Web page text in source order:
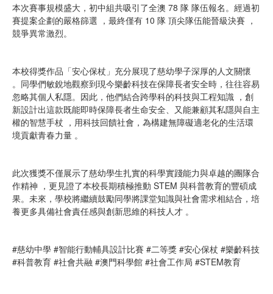
本次賽事規模盛大，初中組共吸引了全澳 78 隊 隊伍報名。經過初
賽提案企劃的嚴格篩選 ，最終僅有 10 隊 頂尖隊伍能晉級決賽 ，
競爭異常激烈。
本校得獎作品「安心保杖」充分展現了慈幼學子深厚的人文關懷
。同學們敏銳地觀察到現今樂齡科技在保障長者安全時，往往容易
忽略其個人私隱。因此，他們結合跨學科的科技與工程知識 ，創
新設計出這款既能即時保障長者生命安全、又能兼顧其私隱與自主
權的智慧手杖 ，用科技回饋社會，為構建無障礙適老化的生活環
境貢獻青春力量 。
此次獲獎不僅展示了慈幼學生扎實的科學實踐能力與卓越的團隊合
作精神 ，更見證了本校長期積極推動 STEM 與科普教育的豐碩成
果。未來，學校將繼續鼓勵同學將課堂知識與社會需求相結合，培
養更多具備社會責任感與創新思維的科技人才 。
#慈幼中學 #智能行動輔具設計比賽 #二等獎 #安心保杖 #樂齡科技
#科普教育 #社會共融 #澳門科學館 #社會工作局 #STEM教育